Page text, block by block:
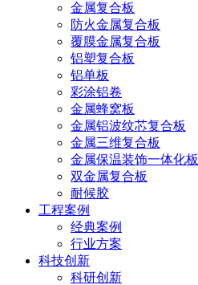
金属复合板
防火金属复合板
覆膜金属复合板
铝塑复合板
铝单板
彩涂铝卷
金属蜂窝板
金属铝波纹芯复合板
金属三维复合板
金属保温装饰一体化板
双金属复合板
耐候胶
工程案例
经典案例
行业方案
科技创新
科研创新